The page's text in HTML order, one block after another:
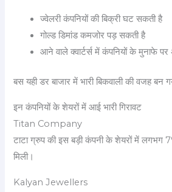
ज्वेलरी कंपनियों की बिक्री घट सकती है
गोल्ड डिमांड कमजोर पड़ सकती है
आने वाले क्वार्टर्स में कंपनियों के मुनाफे
बस यही डर बाजार में भारी बिकवाली की वजह बन
इन कंपनियों के शेयरों में आई भारी गिरावट
Titan Company
टाटा ग्रुप की इस बड़ी कंपनी के शेयरों में लगभग
मिली।
Kalyan Jewellers